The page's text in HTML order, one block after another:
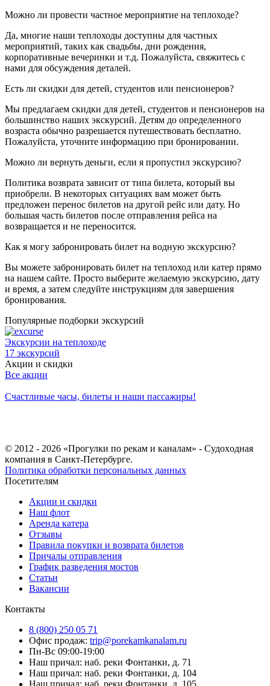
Можно ли провести частное мероприятие на теплоходе?
Да, многие наши теплоходы доступны для частных
мероприятий, таких как свадьбы, дни рождения,
корпоративные вечеринки и т.д. Пожалуйста, свяжитесь с
нами для обсуждения деталей.
Есть ли скидки для детей, студентов или пенсионеров?
Мы предлагаем скидки для детей, студентов и пенсионеров на
большинство наших экскурсий. Детям до определенного
возраста обычно разрешается путешествовать бесплатно.
Пожалуйста, уточните информацию при бронировании.
Можно ли вернуть деньги, если я пропустил экскурсию?
Политика возврата зависит от типа билета, который вы
приобрели. В некоторых ситуациях вам может быть
предложен перенос билетов на другой рейс или дату. Но
большая часть билетов после отправления рейса на
возвращается и не переносится.
Как я могу забронировать билет на водную экскурсию?
Вы можете забронировать билет на теплоход или катер прямо
на нашем сайте. Просто выберите желаемую экскурсию, дату
и время, а затем следуйте инструкциям для завершения
бронирования.
Популярные подборки экскурсий
Экскурсии на теплоходе
17 экскурсий
Акции и скидки
Все акции
Счастливые часы, билеты и наши пассажиры!
© 2012 - 2026 «Прогулки по рекам и каналам» - Cудoxoднaя
кoмпaния в Санкт-Петербурге.
Политика обработки персональных данных
Посетителям
Акции и скидки
Наш флот
Аренда катера
Отзывы
Правила покупки и возврата билетов
Причалы отправления
График разведения мостов
Статьи
Вакансии
Контакты
8 (800) 250 05 71
Офис продаж: trip@porekamkanalam.ru
Пн-Вс 09:00-19:00
Наш причал: наб. реки Фонтанки, д. 71
Наш причал: наб. реки Фонтанки, д. 104
Наш причал: наб. реки Фонтанки, д. 105